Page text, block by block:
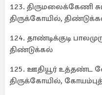
123. திருமலைக்கேணி
திருக்கோயில்,
124. தாண்டிக்குடி
திண்டுக்கல்
125. ஊதியூர் உத்தண்ட
திருக்கோயில்,